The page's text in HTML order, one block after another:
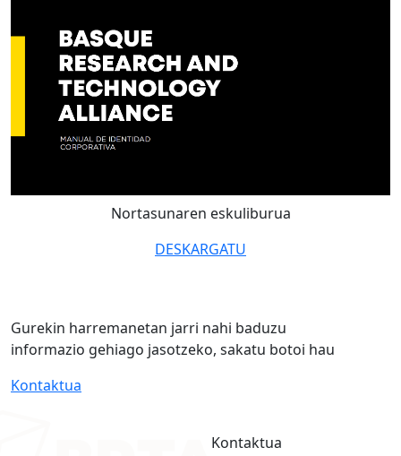
Nortasunaren eskuliburua
DESKARGATU
Gurekin harremanetan jarri nahi baduzu
informazio gehiago jasotzeko, sakatu botoi hau
Kontaktua
Kontaktua